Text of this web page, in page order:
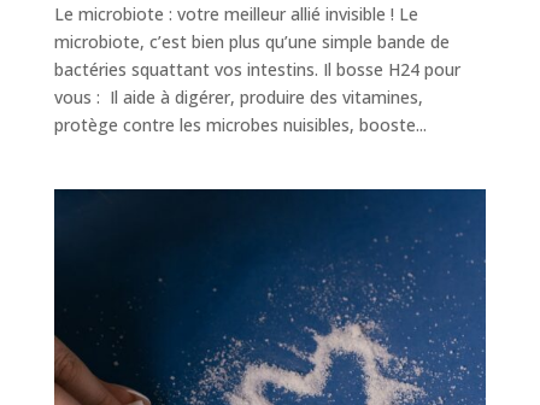
Le microbiote : votre meilleur allié invisible ! Le
microbiote, c’est bien plus qu’une simple bande de
bactéries squattant vos intestins. Il bosse H24 pour
vous : Il aide à digérer, produire des vitamines,
protège contre les microbes nuisibles, booste...